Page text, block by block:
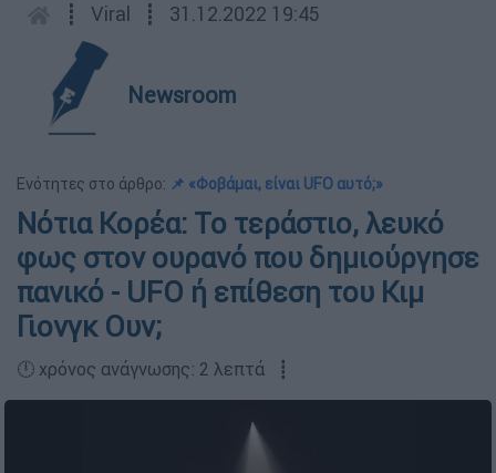
┋ Viral ┋ 31.12.2022 19:45
Newsroom
Ενότητες στο άρθρο: 📌 «Φοβάμαι, είναι UFO αυτό;»
Νότια Κορέα: Το τεράστιο, λευκό
φως στον ουρανό που δημιούργησε
πανικό - UFO ή επίθεση του Κιμ
Γιονγκ Ουν;
🕛 χρόνος ανάγνωσης: 2 λεπτά ┋